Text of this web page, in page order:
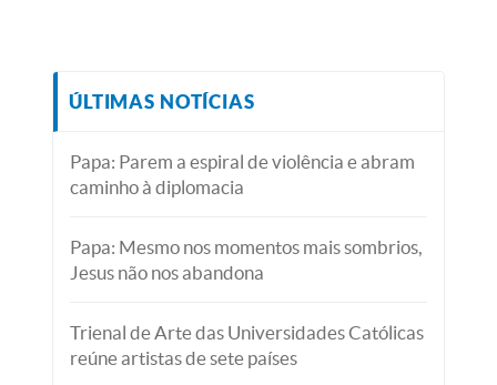
ÚLTIMAS NOTÍCIAS
Papa: Parem a espiral de violência e abram
caminho à diplomacia
Papa: Mesmo nos momentos mais sombrios,
Jesus não nos abandona
Trienal de Arte das Universidades Católicas
reúne artistas de sete países